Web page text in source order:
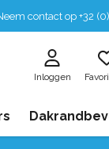
contact op +32 (0)
Inloggen